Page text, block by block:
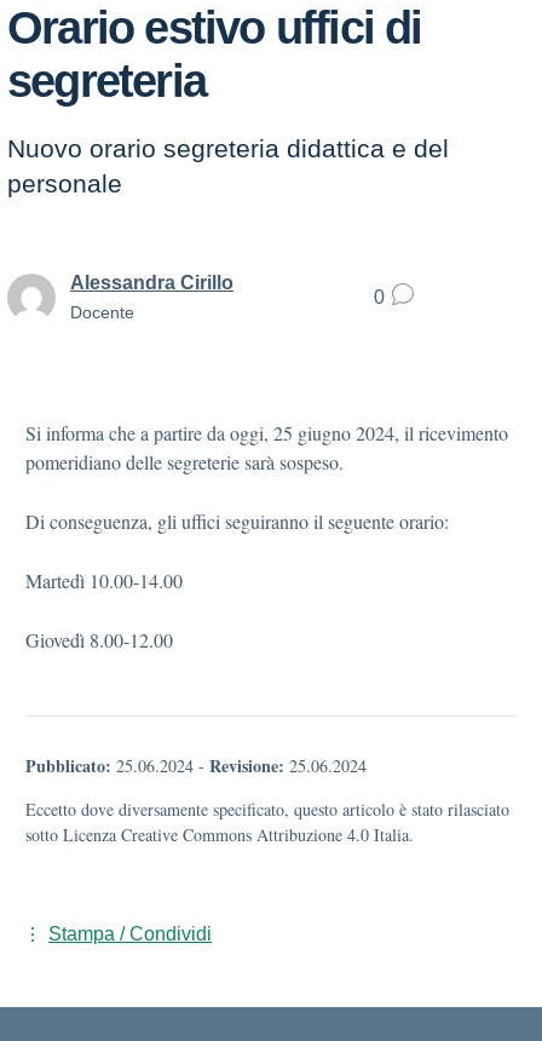
Orario estivo uffici di
segreteria
Nuovo orario segreteria didattica e del
personale
Alessandra Cirillo
Docente
0
Si informa che a partire da oggi, 25 giugno 2024, il ricevimento
pomeridiano delle segreterie sarà sospeso.
Di conseguenza, gli uffici seguiranno il seguente orario:
Martedì 10.00-14.00
Giovedì 8.00-12.00
Pubblicato: 25.06.2024 - Revisione: 25.06.2024
Eccetto dove diversamente specificato, questo articolo è stato rilasciato
sotto Licenza Creative Commons Attribuzione 4.0 Italia.
Stampa / Condividi